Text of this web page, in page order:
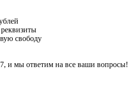
свободу
и мы ответим на все ваши вопросы!